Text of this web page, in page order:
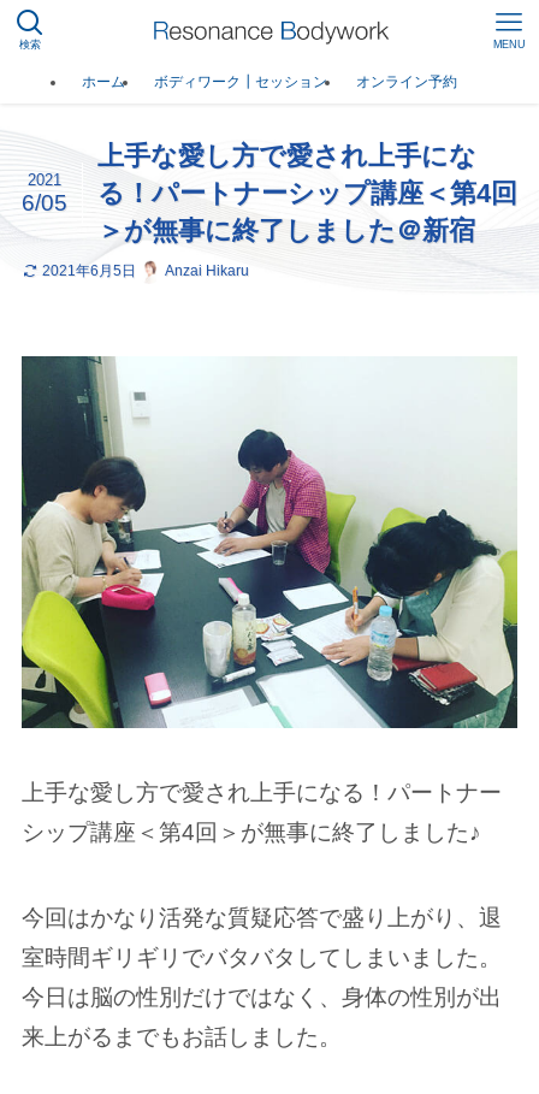
検索 MENU
ホーム ボディワーク┃セッション オンライン予約
上手な愛し方で愛され上手にな
る！パートナーシップ講座＜第4回
＞が無事に終了しました＠新宿
2021
6/05
2021年6月5日 Anzai Hikaru
上手な愛し方で愛され上手になる！パートナー
シップ講座＜第4回＞が無事に終了しました♪
今回はかなり活発な質疑応答で盛り上がり、退
室時間ギリギリでバタバタしてしまいました。
今日は脳の性別だけではなく、身体の性別が出
来上がるまでもお話しました。